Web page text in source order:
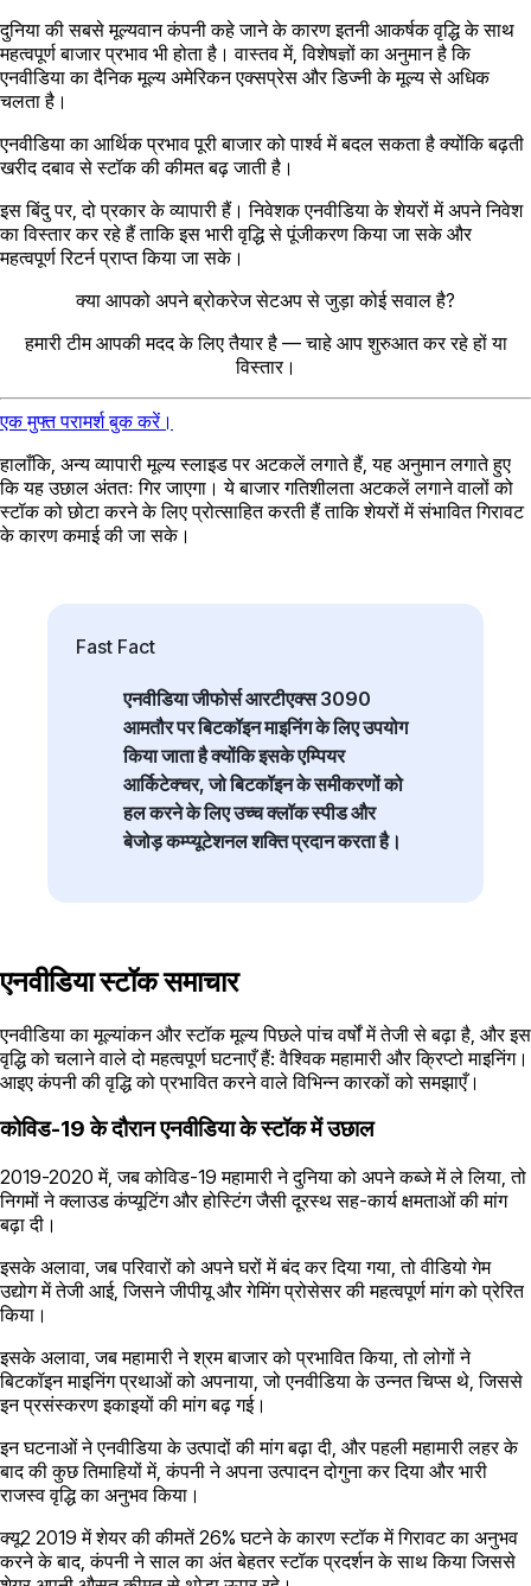
दुनिया की सबसे मूल्यवान कंपनी कहे जाने के कारण इतनी आकर्षक वृद्धि के साथ
महत्वपूर्ण बाजार प्रभाव भी होता है। वास्तव में, विशेषज्ञों का अनुमान है कि
एनवीडिया का दैनिक मूल्य अमेरिकन एक्सप्रेस और डिज्नी के मूल्य से अधिक
चलता है।
एनवीडिया का आर्थिक प्रभाव पूरी बाजार को पार्श्व में बदल सकता है क्योंकि बढ़ती
खरीद दबाव से स्टॉक की कीमत बढ़ जाती है।
इस बिंदु पर, दो प्रकार के व्यापारी हैं। निवेशक एनवीडिया के शेयरों में अपने निवेश
का विस्तार कर रहे हैं ताकि इस भारी वृद्धि से पूंजीकरण किया जा सके और
महत्वपूर्ण रिटर्न प्राप्त किया जा सके।
क्या आपको अपने ब्रोकरेज सेटअप से जुड़ा कोई सवाल है?
हमारी टीम आपकी मदद के लिए तैयार है — चाहे आप शुरुआत कर रहे हों या
विस्तार।
एक मुफ्त परामर्श बुक करें।
हालाँकि, अन्य व्यापारी मूल्य स्लाइड पर अटकलें लगाते हैं, यह अनुमान लगाते हुए
कि यह उछाल अंततः गिर जाएगा। ये बाजार गतिशीलता अटकलें लगाने वालों को
स्टॉक को छोटा करने के लिए प्रोत्साहित करती हैं ताकि शेयरों में संभावित गिरावट
के कारण कमाई की जा सके।
एनवीडिया जीफोर्स आरटीएक्स 3090
आमतौर पर बिटकॉइन माइनिंग के लिए उपयोग
किया जाता है क्योंकि इसके एम्पियर
आर्किटेक्चर, जो बिटकॉइन के समीकरणों को
हल करने के लिए उच्च क्लॉक स्पीड और
बेजोड़ कम्प्यूटेशनल शक्ति प्रदान करता है।
Fast Fact
एनवीडिया स्टॉक समाचार
एनवीडिया का मूल्यांकन और स्टॉक मूल्य पिछले पांच वर्षों में तेजी से बढ़ा है, और इस
वृद्धि को चलाने वाले दो महत्वपूर्ण घटनाएँ हैं: वैश्विक महामारी और क्रिप्टो माइनिंग।
आइए कंपनी की वृद्धि को प्रभावित करने वाले विभिन्न कारकों को समझाएँ।
कोविड-19 के दौरान एनवीडिया के स्टॉक में उछाल
2019-2020 में, जब कोविड-19 महामारी ने दुनिया को अपने कब्जे में ले लिया, तो
निगमों ने क्लाउड कंप्यूटिंग और होस्टिंग जैसी दूरस्थ सह-कार्य क्षमताओं की मांग
बढ़ा दी।
इसके अलावा, जब परिवारों को अपने घरों में बंद कर दिया गया, तो वीडियो गेम
उद्योग में तेजी आई, जिसने जीपीयू और गेमिंग प्रोसेसर की महत्वपूर्ण मांग को प्रेरित
किया।
इसके अलावा, जब महामारी ने श्रम बाजार को प्रभावित किया, तो लोगों ने
बिटकॉइन माइनिंग प्रथाओं को अपनाया, जो एनवीडिया के उन्नत चिप्स थे, जिससे
इन प्रसंस्करण इकाइयों की मांग बढ़ गई।
इन घटनाओं ने एनवीडिया के उत्पादों की मांग बढ़ा दी, और पहली महामारी लहर के
बाद की कुछ तिमाहियों में, कंपनी ने अपना उत्पादन दोगुना कर दिया और भारी
राजस्व वृद्धि का अनुभव किया।
क्यू2 2019 में शेयर की कीमतें 26% घटने के कारण स्टॉक में गिरावट का अनुभव
करने के बाद, कंपनी ने साल का अंत बेहतर स्टॉक प्रदर्शन के साथ किया जिससे